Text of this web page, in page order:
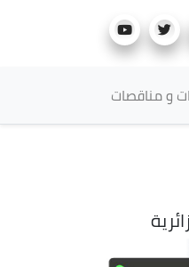
و مناقصات